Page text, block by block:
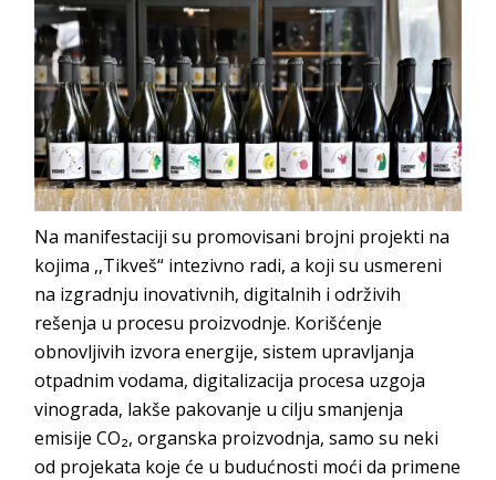
Na manifestaciji su promovisani brojni projekti na
kojima ,,Tikveš“ intezivno radi, a koji su usmereni
na izgradnju inovativnih, digitalnih i održivih
rešenja u procesu proizvodnje. Korišćenje
obnovljivih izvora energije, sistem upravljanja
otpadnim vodama, digitalizacija procesa uzgoja
vinograda, lakše pakovanje u cilju smanjenja
emisije CO₂, organska proizvodnja, samo su neki
od projekata koje će u budućnosti moći da primene